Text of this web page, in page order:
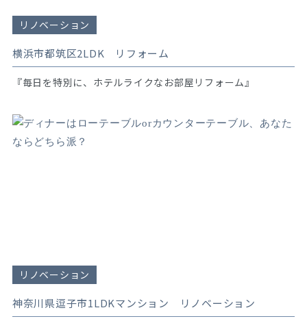
リノベーション
横浜市都筑区2LDK リフォーム
『毎日を特別に、ホテルライクなお部屋リフォーム』
リノベーション
神奈川県逗子市1LDKマンション リノベーション